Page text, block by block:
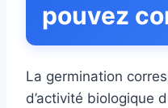
pouvez
La germination
d’activité biologique